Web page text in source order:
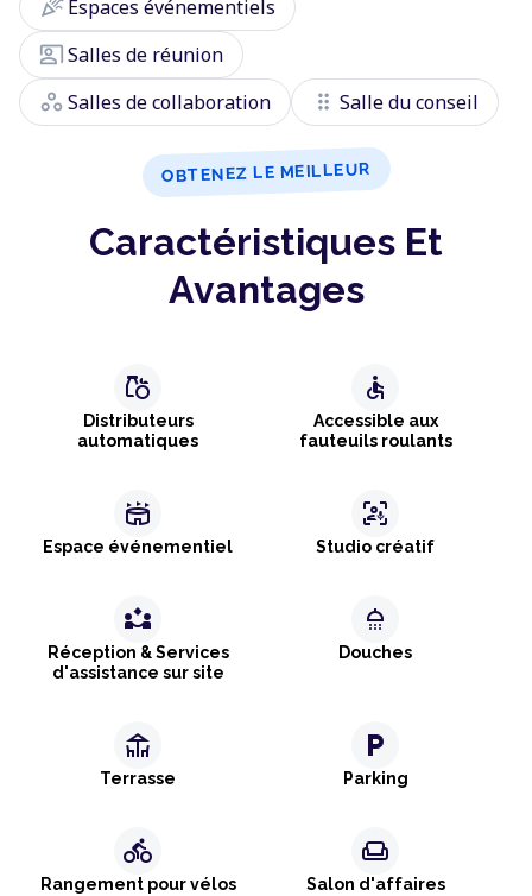
celebration Espaces événementiels
co_presentSalles de réunion
workspaces Salles de collaboration drag_indicator Salle du conseil
OBTENEZ LE MEILLEUR
Caractéristiques Et
Avantages
grocery
Distributeurs
automatiques
accessible
Accessible aux
fauteuils roulants
stadium
Espace événementiel
frame_person_mic
Studio créatif
partner_exchange
Réception & Services
d'assistance sur site
shower
Douches
deck
Terrasse
local_parking
Parking
directions_bike
Rangement pour vélos
weekend
Salon d'affaires